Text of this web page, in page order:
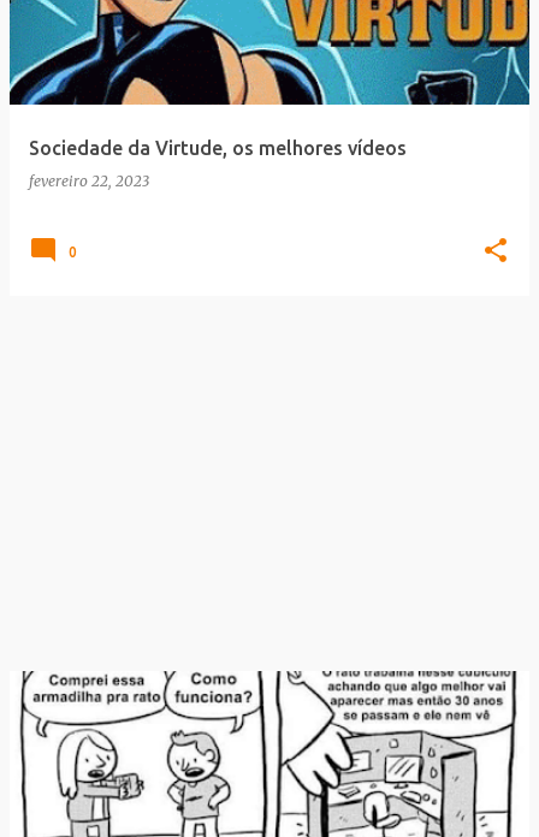
t
a
g
Sociedade da Virtude, os melhores vídeos
fevereiro 22, 2023
0